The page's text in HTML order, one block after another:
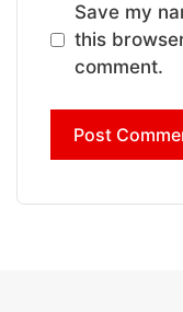
Save my
this
comment.